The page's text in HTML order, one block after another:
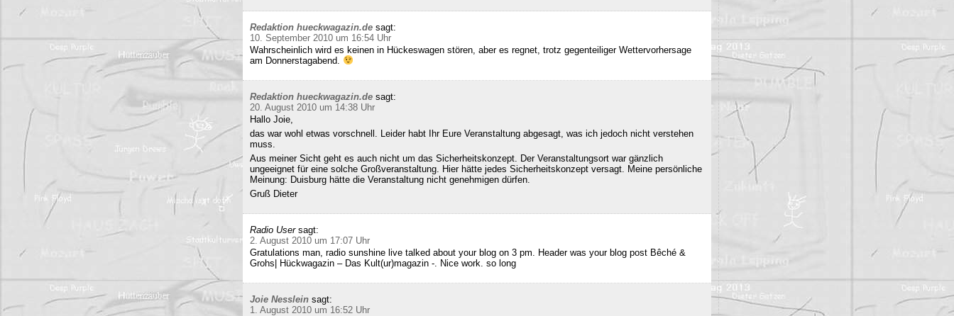
Redaktion hueckwagazin.de sagt:
10. September 2010 um 16:54 Uhr
Wahrscheinlich wird es keinen in Hückeswagen stören, aber es regnet, trotz gegenteiliger Wettervorhersage
am Donnerstagabend.
Redaktion hueckwagazin.de sagt:
20. August 2010 um 14:38 Uhr
Hallo Joie,
das war wohl etwas vorschnell. Leider habt Ihr Eure Veranstaltung abgesagt, was ich jedoch nicht verstehen
muss.
Aus meiner Sicht geht es auch nicht um das Sicherheitskonzept. Der Veranstaltungsort war gänzlich
ungeeignet für eine solche Großveranstaltung. Hier hätte jedes Sicherheitskonzept versagt. Meine persönliche
Meinung: Duisburg hätte die Veranstaltung nicht genehmigen dürfen.
Gruß Dieter
Radio User sagt:
2. August 2010 um 17:07 Uhr
Gratulations man, radio sunshine live talked about your blog on 3 pm. Header was your blog post Bêché &
Grohs| Hückwagazin – Das Kult(ur)magazin -. Nice work. so long
Joie Nesslein sagt:
1. August 2010 um 16:52 Uhr